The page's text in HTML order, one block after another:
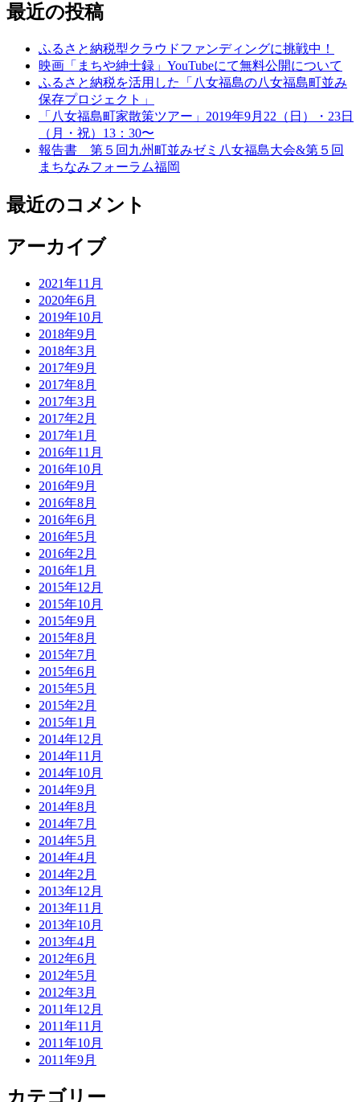
最近の投稿
ふるさと納税型クラウドファンディングに挑戦中！
映画「まちや紳士録」YouTubeにて無料公開について
ふるさと納税を活用した「八女福島の八女福島町並み
保存プロジェクト」
「八女福島町家散策ツアー」2019年9月22（日）・23日
（月・祝）13：30〜
報告書 第５回九州町並みゼミ八女福島大会&第５回
まちなみフォーラム福岡
最近のコメント
アーカイブ
2021年11月
2020年6月
2019年10月
2018年9月
2018年3月
2017年9月
2017年8月
2017年3月
2017年2月
2017年1月
2016年11月
2016年10月
2016年9月
2016年8月
2016年6月
2016年5月
2016年2月
2016年1月
2015年12月
2015年10月
2015年9月
2015年8月
2015年7月
2015年6月
2015年5月
2015年2月
2015年1月
2014年12月
2014年11月
2014年10月
2014年9月
2014年8月
2014年7月
2014年5月
2014年4月
2014年2月
2013年12月
2013年11月
2013年10月
2013年4月
2012年6月
2012年5月
2012年3月
2011年12月
2011年11月
2011年10月
2011年9月
カテゴリー